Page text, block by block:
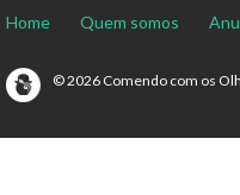
Home Quem somos
© 2026 Comendo com os